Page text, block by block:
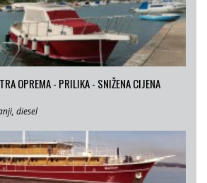
OPREMA - PRILIKA - SNIŽENA CIJENA
diesel